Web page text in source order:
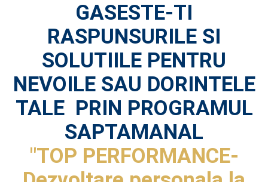
GASESTE-TI
RASPUNSURILE SI
SOLUTIILE PENTRU
NEVOILE SAU DORINTELE
TALE PRIN PROGRAMUL
SAPTAMANAL
"TOP PERFORMANCE-